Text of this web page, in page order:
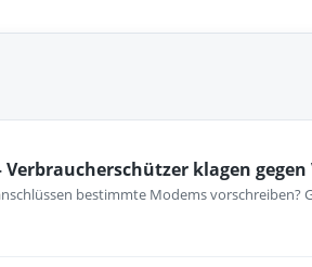
klagen gegen
bestimmte Modems vorschreiben?